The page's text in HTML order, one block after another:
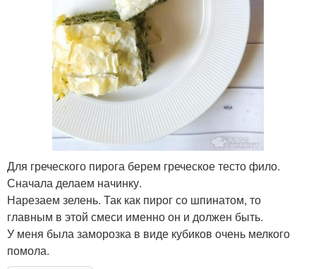
Для греческого пирога берем греческое тесто фило.
Сначала делаем начинку.
Нарезаем зелень. Так как пирог со шпинатом, то
главным в этой смеси именно он и должен быть.
У меня была заморозка в виде кубиков очень мелкого
помола.